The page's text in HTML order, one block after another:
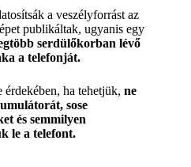
a veszélyforrást az
publikáltak, ugyanis egy
serdülőkorban lévő
a telefonját.
érdekében, ha tehetjük, ne
sose
és semmilyen
le a telefont.